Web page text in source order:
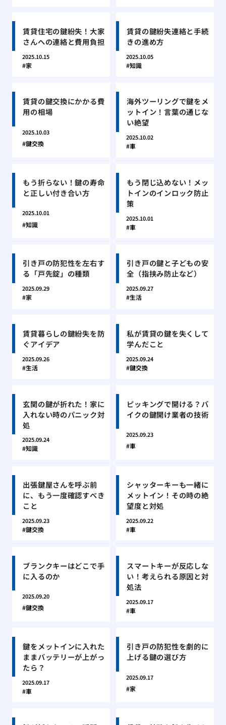
賃貸住宅の鍵紛失！大家
さんへの連絡と費用負担
2025.10.15
家
賃貸の鍵紛失連絡と手続
きの進め方
2025.10.05
知識
賃貸の鍵交換にかかる費
用の相場
2025.10.03
鍵交換
海外ツーリングで鍵をメ
ットイン！言葉の通じな
い絶望
2025.10.02
車
もう折らない！鍵の寿命
と正しい付き合い方
2025.10.01
知識
もう閉じ込めない！メッ
トインのインロック防止
策
2025.10.01
車
引き戸の防犯性を左右す
る「戸先錠」の種類
2025.09.29
家
引き戸の鍵と子どもの安
全（指挟み防止など）
2025.09.27
生活
賃貸暮らしの鍵紛失を防
ぐアイデア
2025.09.26
生活
私が賃貸の鍵を失くして
学んだこと
2025.09.24
鍵交換
玄関の鍵が折れた！家に
入れない時のパニック対
処
2025.09.24
知識
ピッキングで開ける？バ
イクの鍵開け業者の技術
2025.09.23
車
出張鍵屋さんを呼ぶ前
に、もう一度確認すべき
こと
2025.09.23
鍵交換
シャッターキーも一緒に
メットイン！その時の絶
望度と対処
2025.09.22
車
ブランクキーはどこで手
に入るのか
2025.09.20
鍵交換
スマートキーが反応しな
い！考えられる原因と対
処法
2025.09.17
車
鍵をメットインに入れた
ままバッテリーが上がっ
たら？
2025.09.17
車
引き戸の防犯性を劇的に
上げる鍵の選び方
2025.09.17
家